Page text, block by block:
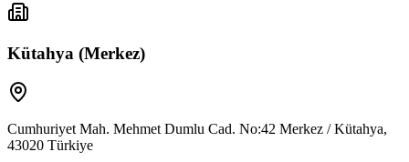
Kütahya (Merkez)
Cumhuriyet Mah. Mehmet Dumlu Cad. No:42 Merkez / Kütahya,
43020 Türkiye